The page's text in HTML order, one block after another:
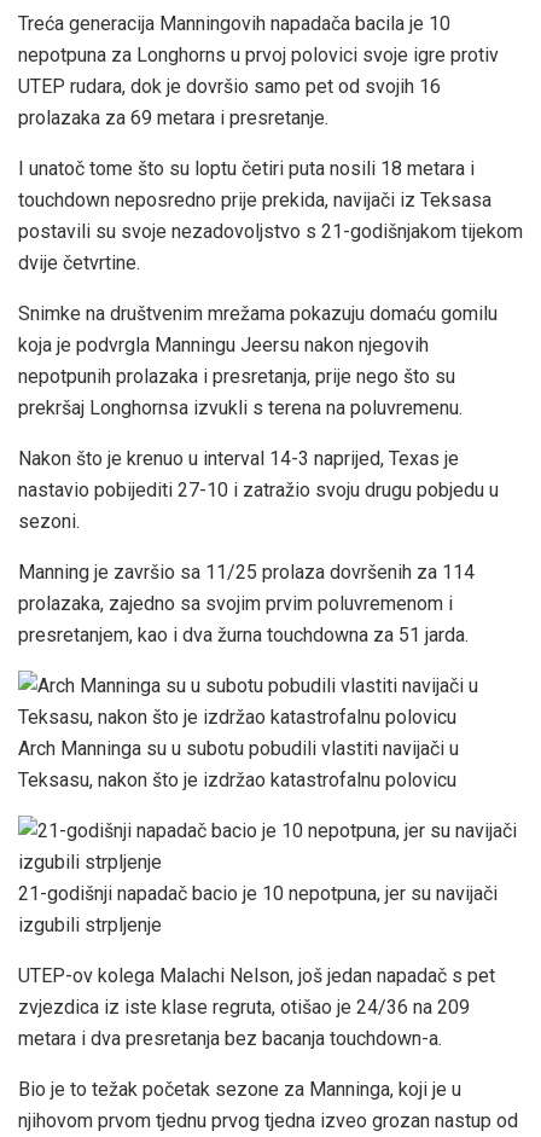
Treća generacija Manningovih napadača bacila je 10
nepotpuna za Longhorns u prvoj polovici svoje igre protiv
UTEP rudara, dok je dovršio samo pet od svojih 16
prolazaka za 69 metara i presretanje.
I unatoč tome što su loptu četiri puta nosili 18 metara i
touchdown neposredno prije prekida, navijači iz Teksasa
postavili su svoje nezadovoljstvo s 21-godišnjakom tijekom
dvije četvrtine.
Snimke na društvenim mrežama pokazuju domaću gomilu
koja je podvrgla Manningu Jeersu nakon njegovih
nepotpunih prolazaka i presretanja, prije nego što su
prekršaj Longhornsa izvukli s terena na poluvremenu.
Nakon što je krenuo u interval 14-3 naprijed, Texas je
nastavio pobijediti 27-10 i zatražio svoju drugu pobjedu u
sezoni.
Manning je završio sa 11/25 prolaza dovršenih za 114
prolazaka, zajedno sa svojim prvim poluvremenom i
presretanjem, kao i dva žurna touchdowna za 51 jarda.
Arch Manninga su u subotu pobudili vlastiti navijači u
Teksasu, nakon što je izdržao katastrofalnu polovicu
21-godišnji napadač bacio je 10 nepotpuna, jer su navijači
izgubili strpljenje
UTEP-ov kolega Malachi Nelson, još jedan napadač s pet
zvjezdica iz iste klase regruta, otišao je 24/36 na 209
metara i dva presretanja bez bacanja touchdown-a.
Bio je to težak početak sezone za Manninga, koji je u
njihovom prvom tjednu prvog tjedna izveo grozan nastup od